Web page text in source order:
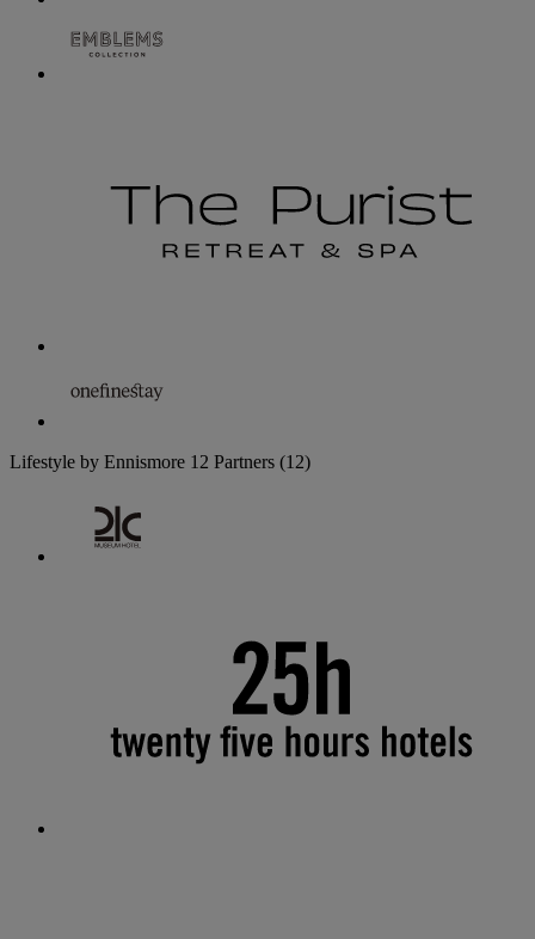
Lifestyle by Ennismore 12 Partners (12)